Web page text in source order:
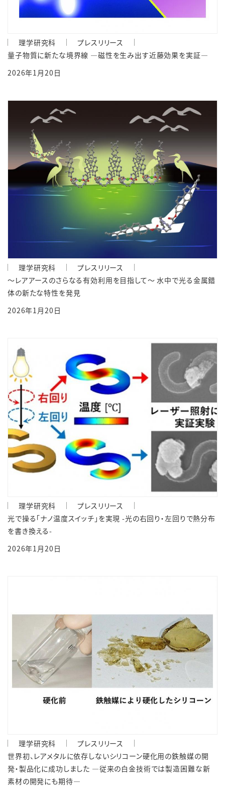
理学研究科
プレスリリース
量子物質に新たな境界線 ―磁性を生み出す近藤効果を実証―
2026年1月20日
理学研究科
プレスリリース
～レアアースのさらなる有効利用を目指して～ 水中で光る金属錯
体の新たな特性を発見
2026年1月20日
理学研究科
プレスリリース
光で操る「ナノ温度スイッチ」を実現 -光の右回り・左回りで熱分布
を書き換える-
2026年1月20日
理学研究科
プレスリリース
世界初、レアメタルに依存しないシリコーン硬化用の鉄触媒の開
発・製品化に成功しました ―従来の白金技術では製造困難な新
素材の開発にも期待―